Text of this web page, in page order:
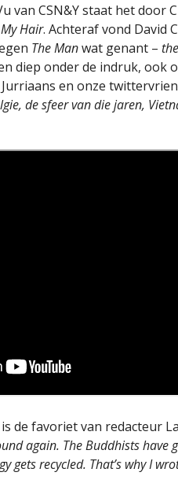
van CSN&Y staat het door
Hair. Achteraf vond David
The Manwat genant –
diep onder de indruk, ook
en onze
de sfeer van die jaren,
de favoriet van redacteur
again. The Buddhists have
gets recycled. That’s why I